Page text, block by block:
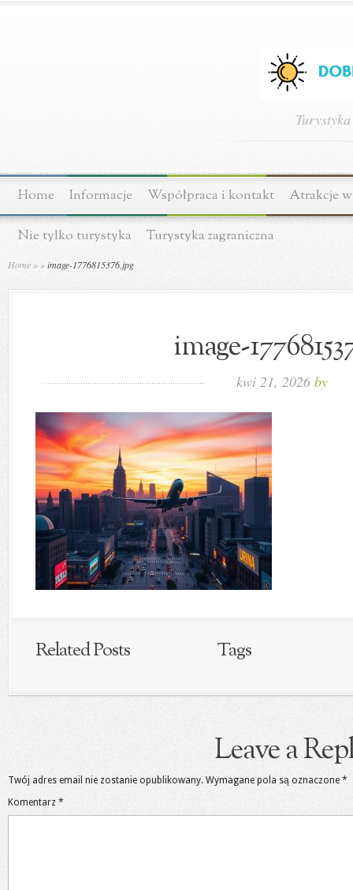
Home Informacje Współpraca i kontakt Atrakcje
Nie tylko turystyka Turystyka zagraniczna
Home » »image-1776815376.jpg
image-
kwi 21, 2026 by
Related Posts Tags
Leave a
Twój adres email nie zostanie opublikowany. Wymagane pola są oznaczone *
Komentarz *